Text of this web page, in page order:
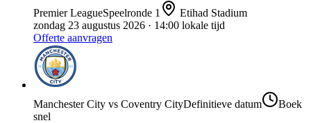
Premier LeagueSpeelronde 1
Etihad Stadium
zondag 23 augustus 2026 · 14:00 lokale tijd
Offerte aanvragen
Manchester City vs Coventry CityDefinitieve datum
Boek
snel